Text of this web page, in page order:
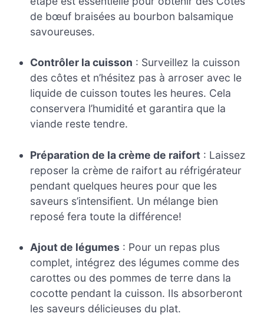
de bœuf braisées au bourbon balsamique
savoureuses.
Contrôler la cuisson : Surveillez la cuisson
des côtes et n’hésitez pas à arroser avec le
liquide de cuisson toutes les heures. Cela
conservera l’humidité et garantira que la
viande reste tendre.
Préparation de la crème de raifort : Laissez
reposer la crème de raifort au réfrigérateur
pendant quelques heures pour que les
saveurs s’intensifient. Un mélange bien
reposé fera toute la différence!
Ajout de légumes : Pour un repas plus
complet, intégrez des légumes comme des
carottes ou des pommes de terre dans la
cocotte pendant la cuisson. Ils absorberont
les saveurs délicieuses du plat.